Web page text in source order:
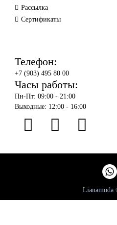
Рассылка
Сертификаты
Телефон:
+7 (903) 495 80 00
Часы работы:
Пн-Пт: 09:00 - 21:00
Выходные: 12:00 - 16:00
Lianamoda